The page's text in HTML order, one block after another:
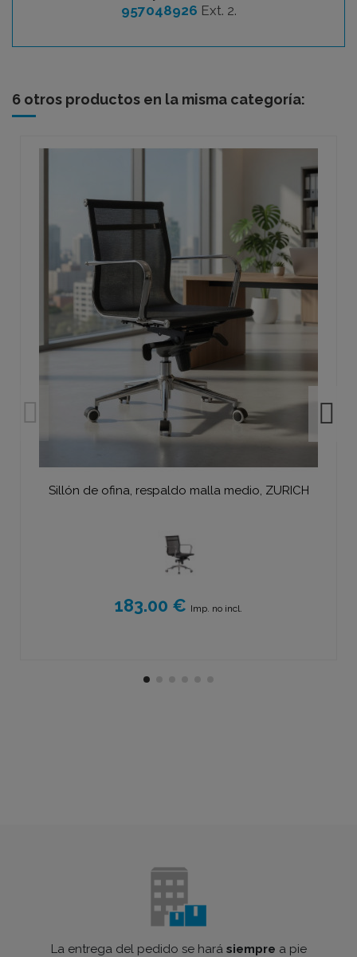
957048926 Ext. 2.
6 otros productos en la misma categoría:
Sillón de ofina, respaldo malla medio, ZURICH
183.00 € Imp. no incl.
La entrega del pedido se hará siempre a pie